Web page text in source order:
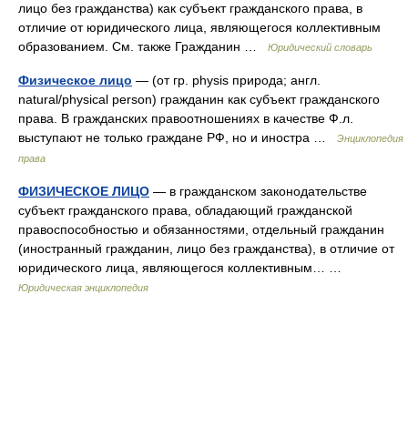
лицо без гражданства) как субъект гражданского права, в
отличие от юридического лица, являющегося коллективным
образованием. См. также Гражданин …
Юридический словарь
Физическое лицо — (от гр. physis природа; англ.
natural/physical person) гражданин как субъект гражданского
права. В гражданских правоотношениях в качестве Ф.л.
выступают не только граждане РФ, но и иностра …
Энциклопедия
права
ФИЗИЧЕСКОЕ ЛИЦО — в гражданском законодательстве
субъект гражданского права, обладающий гражданской
правоспособностью и обязанностями, отдельный гражданин
(иностранный гражданин, лицо без гражданства), в отличие от
юридического лица, являющегося коллективным… …
Юридическая энциклопедия